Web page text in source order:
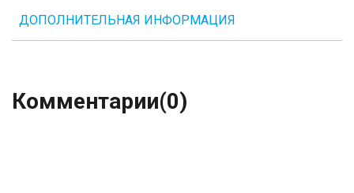
ДОПОЛНИТЕЛЬНАЯ ИНФОРМАЦИЯ
Комментарии(0)